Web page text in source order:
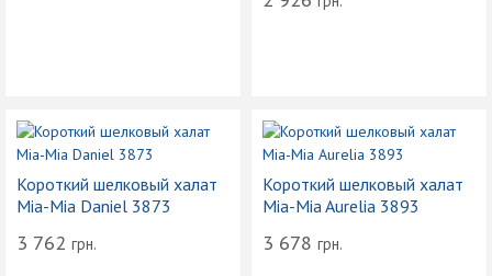
Короткий шелковый халат
Mia-Mia Daniel 3873
3 762 грн.
Короткий шелковый халат
Mia-Mia Aurelia 3893
3 678 грн.